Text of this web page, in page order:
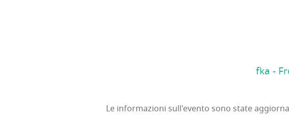
fka -
Le informazioni sull'evento sono state